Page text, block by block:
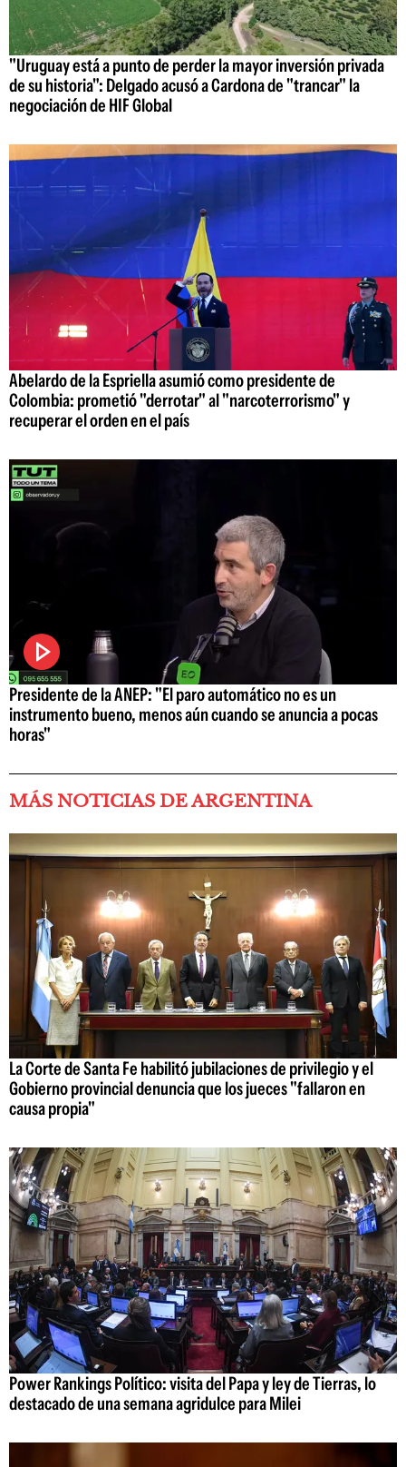
"Uruguay está a punto de perder la mayor inversión privada
de su historia": Delgado acusó a Cardona de "trancar" la
negociación de HIF Global
Abelardo de la Espriella asumió como presidente de
Colombia: prometió "derrotar" al "narcoterrorismo" y
recuperar el orden en el país
Presidente de la ANEP: "El paro automático no es un
instrumento bueno, menos aún cuando se anuncia a pocas
horas"
MÁS NOTICIAS DE ARGENTINA
La Corte de Santa Fe habilitó jubilaciones de privilegio y el
Gobierno provincial denuncia que los jueces "fallaron en
causa propia"
Power Rankings Político: visita del Papa y ley de Tierras, lo
destacado de una semana agridulce para Milei